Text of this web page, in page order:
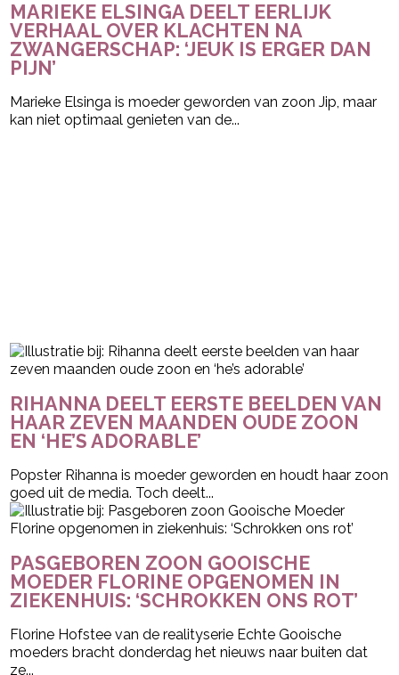
MARIEKE ELSINGA DEELT EERLIJK
VERHAAL OVER KLACHTEN NA
ZWANGERSCHAP: ‘JEUK IS ERGER DAN
PIJN’
Marieke Elsinga is moeder geworden van zoon Jip, maar
kan niet optimaal genieten van de...
RIHANNA DEELT EERSTE BEELDEN VAN
HAAR ZEVEN MAANDEN OUDE ZOON
EN ‘HE’S ADORABLE’
Popster Rihanna is moeder geworden en houdt haar zoon
goed uit de media. Toch deelt...
PASGEBOREN ZOON GOOISCHE
MOEDER FLORINE OPGENOMEN IN
ZIEKENHUIS: ‘SCHROKKEN ONS ROT’
Florine Hofstee van de realityserie Echte Gooische
moeders bracht donderdag het nieuws naar buiten dat
ze...